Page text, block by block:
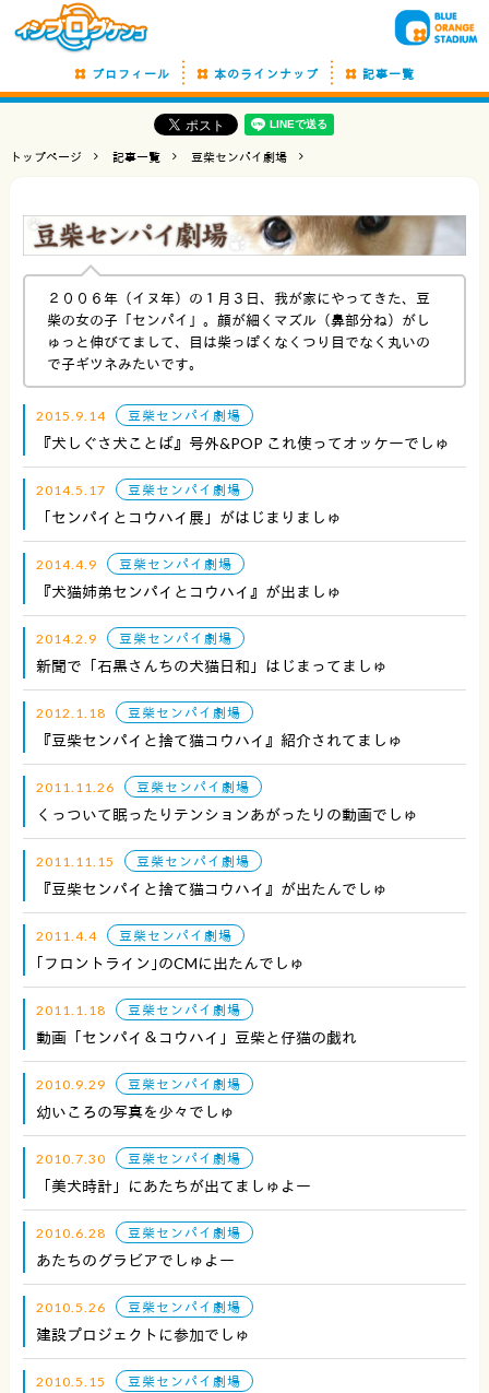
プロフィール 本のラインナップ 記事一覧
トップページ 記事一覧 豆柴センパイ劇場
２００６年（イヌ年）の１月３日、我が家にやってきた、豆
柴の女の子「センパイ」。顔が細くマズル（鼻部分ね）がし
ゅっと伸びてまして、目は柴っぽくなくつり目でなく丸いの
で子ギツネみたいです。
2015.9.14 豆柴センパイ劇場
『犬しぐさ犬ことば』号外&POP これ使ってオッケーでしゅ
2014.5.17 豆柴センパイ劇場
「センパイとコウハイ展」がはじまりましゅ
2014.4.9 豆柴センパイ劇場
『犬猫姉弟センパイとコウハイ』が出ましゅ
2014.2.9 豆柴センパイ劇場
新聞で「石黒さんちの犬猫日和」はじまってましゅ
2012.1.18 豆柴センパイ劇場
『豆柴センパイと捨て猫コウハイ』紹介されてましゅ
2011.11.26 豆柴センパイ劇場
くっついて眠ったりテンションあがったりの動画でしゅ
2011.11.15 豆柴センパイ劇場
『豆柴センパイと捨て猫コウハイ』が出たんでしゅ
2011.4.4 豆柴センパイ劇場
｢フロントライン｣のCMに出たんでしゅ
2011.1.18 豆柴センパイ劇場
動画「センパイ＆コウハイ」豆柴と仔猫の戯れ
2010.9.29 豆柴センパイ劇場
幼いころの写真を少々でしゅ
2010.7.30 豆柴センパイ劇場
「美犬時計」にあたちが出てましゅよー
2010.6.28 豆柴センパイ劇場
あたちのグラビアでしゅよー
2010.5.26 豆柴センパイ劇場
建設プロジェクトに参加でしゅ
2010.5.15 豆柴センパイ劇場